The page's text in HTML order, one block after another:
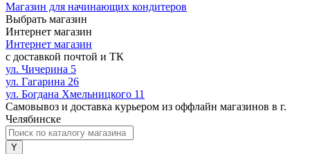
Магазин для начинающих кондитеров
Выбрать магазин
Интернет магазин
Интернет магазин
с доставкой почтой и ТК
ул. Чичерина 5
ул. Гагарина 26
ул. Богдана Хмельницкого 11
Самовывоз и доставка курьером из оффлайн магазинов в г.
Челябинске